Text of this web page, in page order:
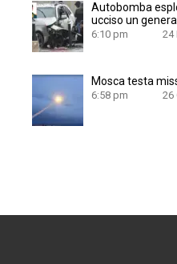
Autobomba
ucciso un
6:10 pm 24
Mosca testa
6:58 pm 26